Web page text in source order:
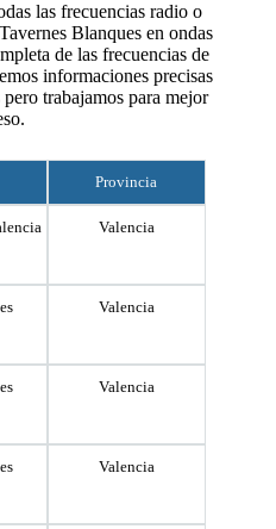
las frecuencias radio o
Blanques en ondas
de las frecuencias de
informaciones precisas
trabajamos para mejor
Provincia
Valencia
Valencia
Valencia
Valencia